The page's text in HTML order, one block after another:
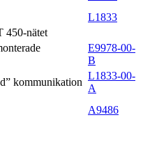
L1833
450-nätet
E9978-00-
B
kommunikation
L1833-00-
A
A9486